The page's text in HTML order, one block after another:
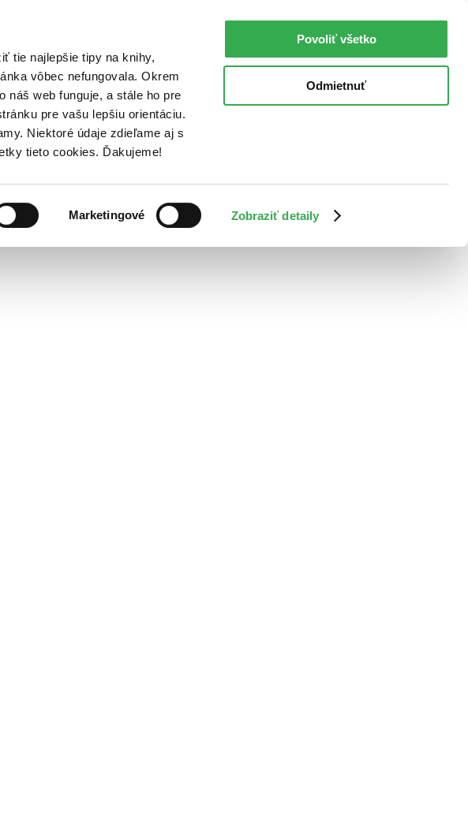
tie najlepšie tipy na knihy,
vôbec nefungovala. Okrem
web funguje, a stále ho pre
pre vašu lepšiu orientáciu.
Niektoré údaje zdieľame aj s
tieto cookies. Ďakujeme!
Marketingové Zobraziť detaily
Povoliť všetko
Odmietnuť